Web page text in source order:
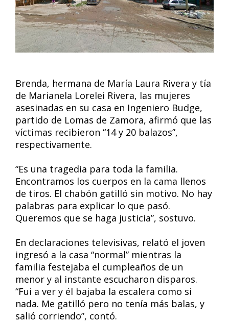
Brenda, hermana de María Laura Rivera y tía
de Marianela Lorelei Rivera, las mujeres
asesinadas en su casa en Ingeniero Budge,
partido de Lomas de Zamora, afirmó que las
víctimas recibieron “14 y 20 balazos”,
respectivamente.
“Es una tragedia para toda la familia.
Encontramos los cuerpos en la cama llenos
de tiros. El chabón gatilló sin motivo. No hay
palabras para explicar lo que pasó.
Queremos que se haga justicia”, sostuvo.
En declaraciones televisivas, relató el joven
ingresó a la casa “normal” mientras la
familia festejaba el cumpleaños de un
menor y al instante escucharon disparos.
“Fui a ver y él bajaba la escalera como si
nada. Me gatilló pero no tenía más balas, y
salió corriendo”, contó.